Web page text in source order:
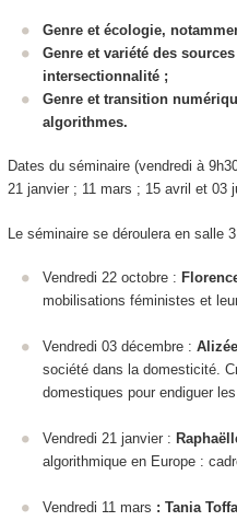
Genre et écologie,
Genre et variété des
intersectionnalité ;
Genre et transition
algorithmes.
Dates du séminaire (vendredi à
21 janvier ; 11 mars ; 15 avril et 03
Le séminaire se déroulera en salle
Vendredi 22 octobre :
mobilisations féministes et
Vendredi 03 décembre :
société dans la domesticité.
domestiques pour endiguer
Vendredi 21 janvier :
algorithmique en Europe :
Vendredi 11 mars : Tania